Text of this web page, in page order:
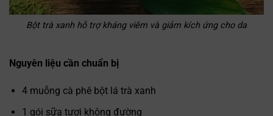
Bột trà xanh hỗ trợ kháng viêm và giảm kích ứng cho da
Nguyên liệu cần chuẩn bị
4 muỗng cà phê bột lá trà xanh
1 gói sữa tươi không đường